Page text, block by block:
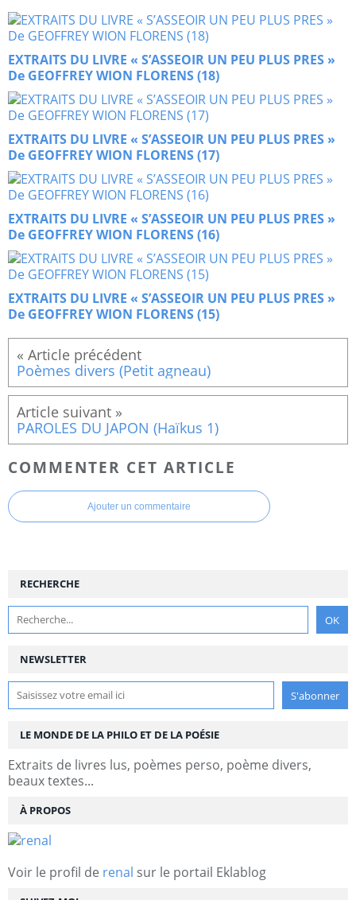
EXTRAITS DU LIVRE « S’ASSEOIR UN PEU PLUS PRES »
De GEOFFREY WION FLORENS (18)
EXTRAITS DU LIVRE « S’ASSEOIR UN PEU PLUS PRES »
De GEOFFREY WION FLORENS (17)
EXTRAITS DU LIVRE « S’ASSEOIR UN PEU PLUS PRES »
De GEOFFREY WION FLORENS (16)
EXTRAITS DU LIVRE « S’ASSEOIR UN PEU PLUS PRES »
De GEOFFREY WION FLORENS (15)
Poèmes divers (Petit agneau)
PAROLES DU JAPON (Haïkus 1)
COMMENTER CET ARTICLE
Ajouter un commentaire
NEWSLETTER
RECHERCHE
LE MONDE DE LA PHILO ET DE LA POÉSIE
Extraits de livres lus, poèmes perso, poème divers,
beaux textes...
À PROPOS
Voir le profil de renal sur le portail Eklablog